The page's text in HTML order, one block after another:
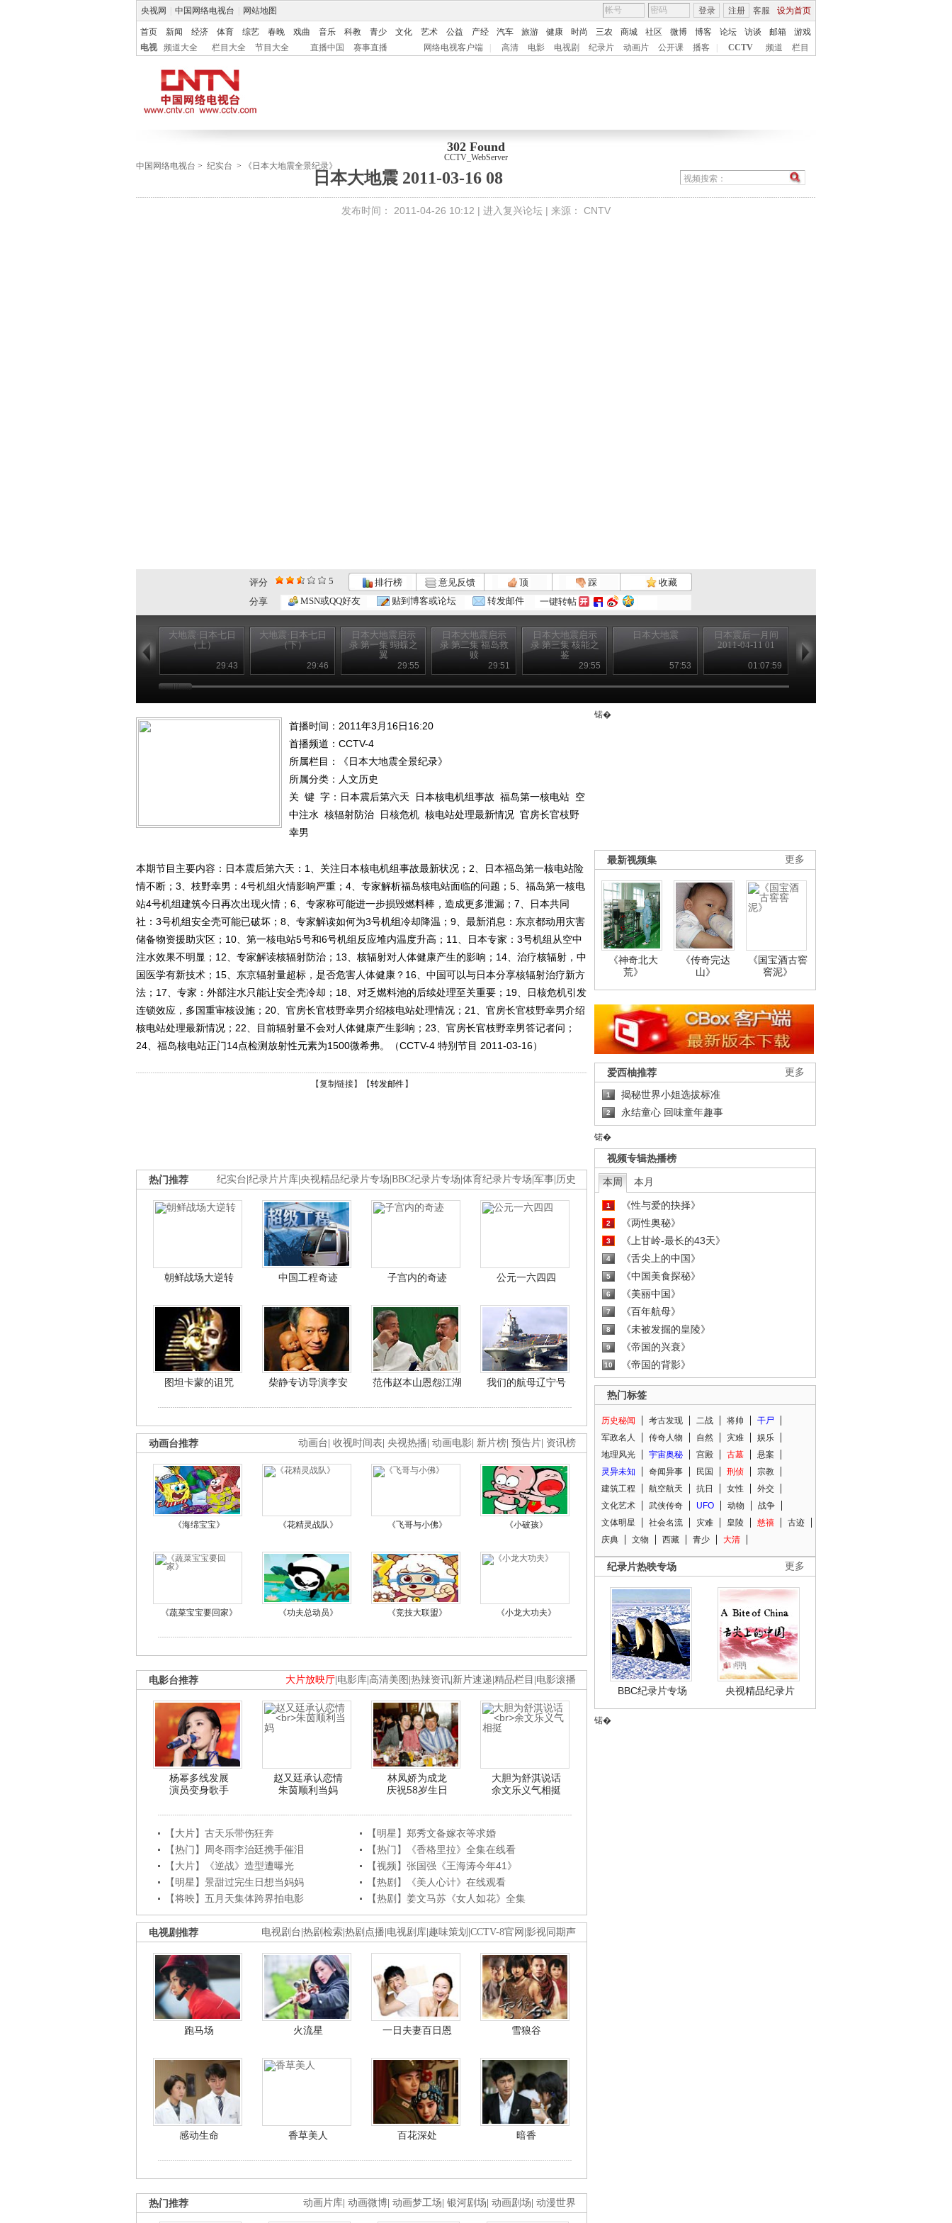
央视网 中国网络电视台 网站地图 客服 设为首页
登录 注册
首页 新闻 经济 体育 综艺 春晚 戏曲 音乐 科教 青少 文化 艺术 公益 产经 汽车 旅游 健康 时尚 三农 商城 社区 微博 博客 论坛 访谈 邮箱
游戏
电视
频道大全 栏目大全 节目大全 直播中国 赛事直播 网络电视客户端 高清 电影 电视剧 纪录片 动画片 公开课 播客 CCTV 频道 栏目
302 Found
CCTV_WebServer
中国网络电视台 > 纪实台 > 《日本大地震全景纪录》
日本大地震 2011-03-16 08
发布时间： 2011-04-26 10:12 | 进入复兴论坛 | 来源： CNTV
评分 5 排行榜 意见反馈 顶 踩
收藏
分享
MSN或QQ好友 贴到博客或论坛 转发邮件 一键转帖
大地震·日本七日
（上）
29:43
大地震·日本七日
（下）
29:46
日本大地震启示
录 第一集 蝴蝶之
翼
29:55
日本大地震启示
录 第二集 福岛救
赎
29:51
日本大地震启示
录 第三集 核能之
鉴
29:55
日本大地震
57:53
日本震后一月间
2011-04-11 01
01:07:59
2011-04-11 02
首播时间：2011年3月16日16:20
首播频道： CCTV-4
所属栏目：
《日本大地震全景纪录》
所属分类：人文历史
关 键 字： 日本震后第六天 日本核电机组事故 福岛第一核电站 空
中注水 核辐射防治 日核危机 核电站处理最新情况 官房长官枝野
幸男
本期节目主要内容：日本震后第六天：1、关注日本核电机组事故最新状况；2、日本福岛第一核电站险
情不断；3、枝野幸男：4号机组火情影响严重；4、专家解析福岛核电站面临的问题；5、福岛第一核电
站4号机组建筑今日再次出现火情；6、专家称可能进一步损毁燃料棒，造成更多泄漏；7、日本共同
社：3号机组安全壳可能已破坏；8、专家解读如何为3号机组冷却降温；9、最新消息：东京都动用灾害
储备物资援助灾区；10、第一核电站5号和6号机组反应堆内温度升高；11、日本专家：3号机组从空中
注水效果不明显；12、专家解读核辐射防治；13、核辐射对人体健康产生的影响；14、治疗核辐射，中
国医学有新技术；15、东京辐射量超标，是否危害人体健康？16、中国可以与日本分享核辐射治疗新方
法；17、专家：外部注水只能让安全壳冷却；18、对乏燃料池的后续处理至关重要；19、日核危机引发
连锁效应，多国重审核设施；20、官房长官枝野幸男介绍核电站处理情况；21、官房长官枝野幸男介绍
核电站处理最新情况；22、目前辐射量不会对人体健康产生影响；23、官房长官枝野幸男答记者问；
24、福岛核电站正门14点检测放射性元素为1500微希弗。（CCTV-4 特别节目 2011-03-16）
【复制链接】【转发邮件 】
纪实台 纪录片片库 央视精品纪录片专场 BBC纪录片专场 体育纪录片专场 军事 历史
热门推荐
朝鲜战场大逆转 中国工程奇迹 子宫内的奇迹 公元一六四四
图坦卡蒙的诅咒 柴静专访导演李安 范伟赵本山恩怨江湖 我们的航母辽宁号
动画台 收视时间表 央视热播 动画电影 新片榜 预告片 资讯榜
动画台推荐
《海绵宝宝》 《花精灵战队》 《飞哥与小佛》 《小破孩》
《蔬菜宝宝要回家》 《功夫总动员》 《竞技大联盟》 《小龙大功夫》
大片放映厅 电影库 高清美图 热辣资讯 新片速递 精品栏目 电影滚播
电影台推荐
杨幂多线发展
演员变身歌手
赵又廷承认恋情
朱茵顺利当妈
林凤娇为成龙
庆祝58岁生日
大胆为舒淇说话
余文乐义气相挺
【大片】古天乐带伤狂奔
【明星】郑秀文备嫁衣等求婚
【热门】周冬雨李治廷携手催泪
【热门】《香格里拉》全集在线看
【大片】《逆战》造型遭曝光
【视频】张国强《王海涛今年41》
【明星】景甜过完生日想当妈妈
【热剧】《美人心计》在线观看
【将映】五月天集体跨界拍电影
【热剧】姜文马苏《女人如花》全集
电视剧台 热剧检索 热剧点播 电视剧库 趣味策划 CCTV-8官网 影视同期声
电视剧推荐
跑马场 火流星 一日夫妻百日恩 雪狼谷
感动生命 香草美人 百花深处 暗香
动画片库 动画微博 动画梦工场 银河剧场 动画剧场 动漫世界
热门推荐
锘�
更多
最新视频集
《神奇北大
荒》
《传奇完达
山》
《国宝酒古窖
窖泥》
更多
爱西柚推荐
1 揭秘世界小姐选拔标准
2 永结童心 回味童年趣事
锘�
视频专辑热播榜
本周 本月
1 《性与爱的抉择》
2 《两性奥秘》
3 《上甘岭-最长的43天》
4 《舌尖上的中国》
5 《中国美食探秘》
6 《美丽中国》
7 《百年航母》
8 《未被发掘的皇陵》
9 《帝国的兴衰》
10 《帝国的背影》
热门标签
历史秘闻 考古发现 二战 将帅
干尸
军政名人
传奇人物 自然 灾难
娱乐
地理风光
宇宙奥秘 宫殿 古墓
悬案
灵异未知
奇闻异事 民国 刑侦
宗教
建筑工程
航空航天 抗日 女性
外交
文化艺术
武侠传奇 UFO 动物
战争
文体明星
社会名流 灾难 皇陵 慈禧
古迹
庆典
文物 西藏 青少 大清
更多
纪录片热映专场
BBC纪录片专场 央视精品纪录片
锘�